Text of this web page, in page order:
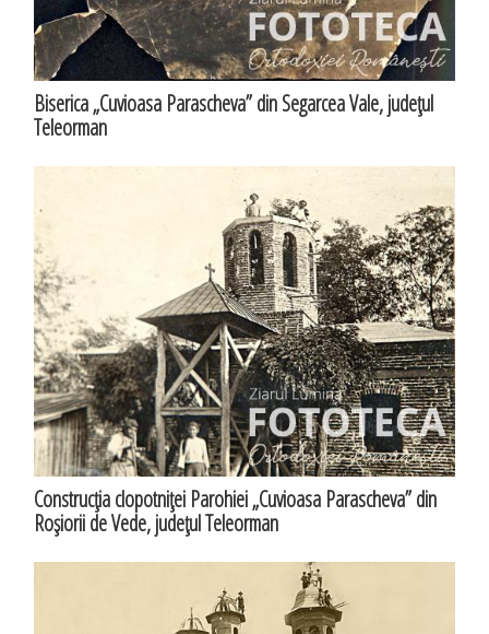
Biserica „Cuvioasa Parascheva” din Segarcea Vale, judeţul
Teleorman
Construcţia clopotniţei Parohiei „Cuvioasa Parascheva” din
Roşiorii de Vede, judeţul Teleorman